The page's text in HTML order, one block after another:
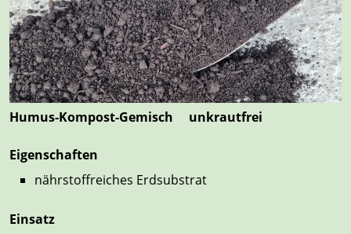
Humus-Kompost-Gemisch unkrautfrei
Eigenschaften
nährstoffreiches Erdsubstrat
Einsatz